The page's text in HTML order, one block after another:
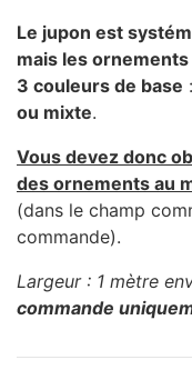
Le jupon est
mais les
3 couleurs de base :
ou mixte.
Vous devez donc
des ornements au
(dans le champ
commande).
Largeur : 1 mètre
commande